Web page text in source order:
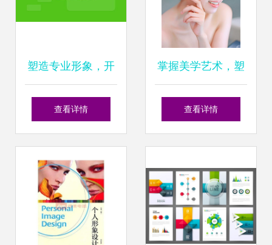
塑造专业形象，开
启美学之旅 上海个
培训全攻略
查看详情
掌握美学艺术，塑
造专业形象 上海徐
计培训全解析
查看详情